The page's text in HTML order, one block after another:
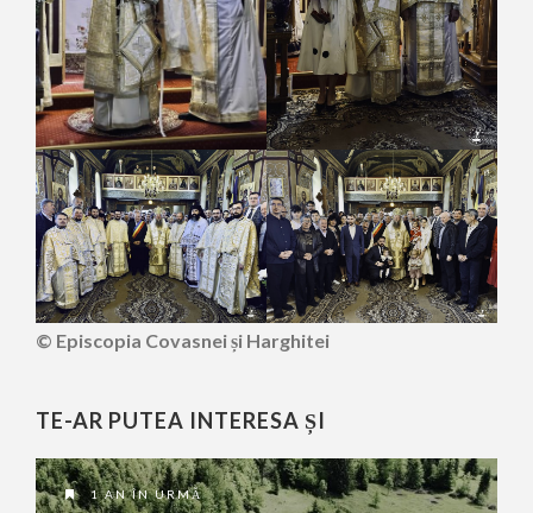
© Episcopia Covasnei și Harghitei
TE-AR PUTEA INTERESA ȘI
1 AN ÎN URMĂ